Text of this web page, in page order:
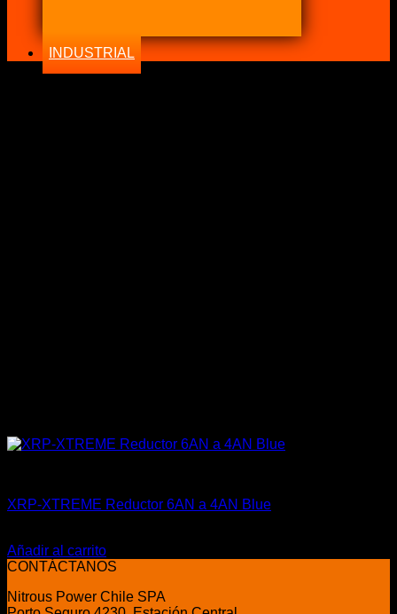
INDUSTRIAL
XRP-XTREME Reductor 6AN a 4AN Blue
precio
original
$27.500.
actual
$19.990.
Añadir al carrito
CONTÁCTANOS
Nitrous Power Chile SPA